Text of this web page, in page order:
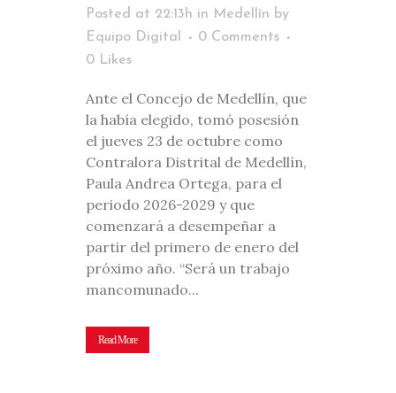
Posted at 22:13h in Medellín by
Equipo Digital
0 Comments
0 Likes
Ante el Concejo de Medellín, que
la había elegido, tomó posesión
el jueves 23 de octubre como
Contralora Distrital de Medellín,
Paula Andrea Ortega, para el
periodo 2026-2029 y que
comenzará a desempeñar a
partir del primero de enero del
próximo año. “Será un trabajo
mancomunado...
Read More